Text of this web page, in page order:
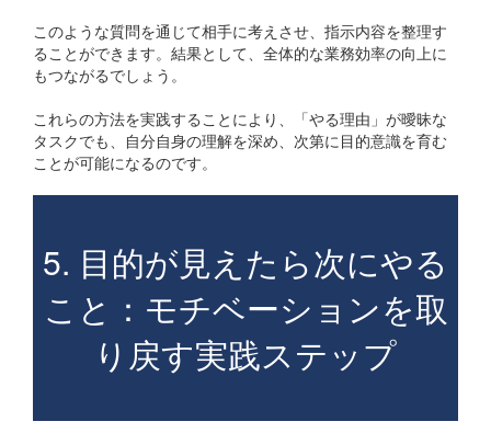
このような質問を通じて相手に考えさせ、指示内容を整理す
ることができます。結果として、全体的な業務効率の向上に
もつながるでしょう。
これらの方法を実践することにより、「やる理由」が曖昧な
タスクでも、自分自身の理解を深め、次第に目的意識を育む
ことが可能になるのです。
5. 目的が見えたら次にやる
こと：モチベーションを取
り戻す実践ステップ